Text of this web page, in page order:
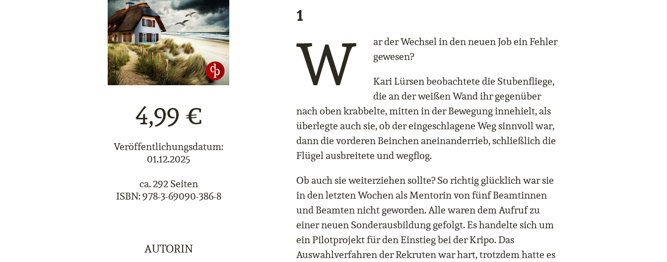
4,99 €
Veröffentlichungsdatum:
01.12.2025
ca. 292 Seiten
ISBN: 978-3-69090-386-8
AUTORIN
1
W
ar der Wechsel in den neuen Job ein Fehler
gewesen?
Kari Lürsen beobachtete die Stubenfliege,
die an der weißen Wand ihr gegenüber
nach oben krabbelte, mitten in der Bewegung innehielt, als
überlegte auch sie, ob der eingeschlagene Weg sinnvoll war,
dann die vorderen Beinchen aneinanderrieb, schließlich die
Flügel ausbreitete und wegflog.
Ob auch sie weiterziehen sollte? So richtig glücklich war sie
in den letzten Wochen als Mentorin von fünf Beamtinnen
und Beamten nicht geworden. Alle waren dem Aufruf zu
einer neuen Sonderausbildung gefolgt. Es handelte sich um
ein Pilotprojekt für den Einstieg bei der Kripo. Das
Auswahlverfahren der Rekruten war hart, trotzdem hatte es